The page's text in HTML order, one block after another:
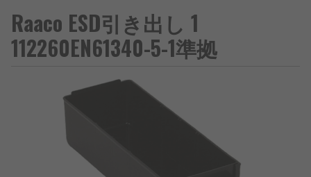
Raaco ESD引き出し 1
112260EN61340-5-1準拠